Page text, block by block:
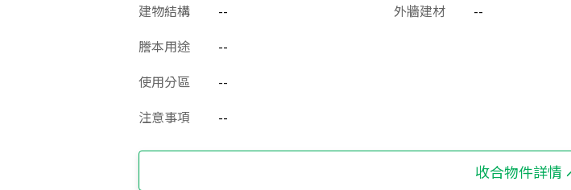
建物結構 -- 外牆建材 --
謄本用途
--
使用分區
--
注意事項
--
收合物件詳情